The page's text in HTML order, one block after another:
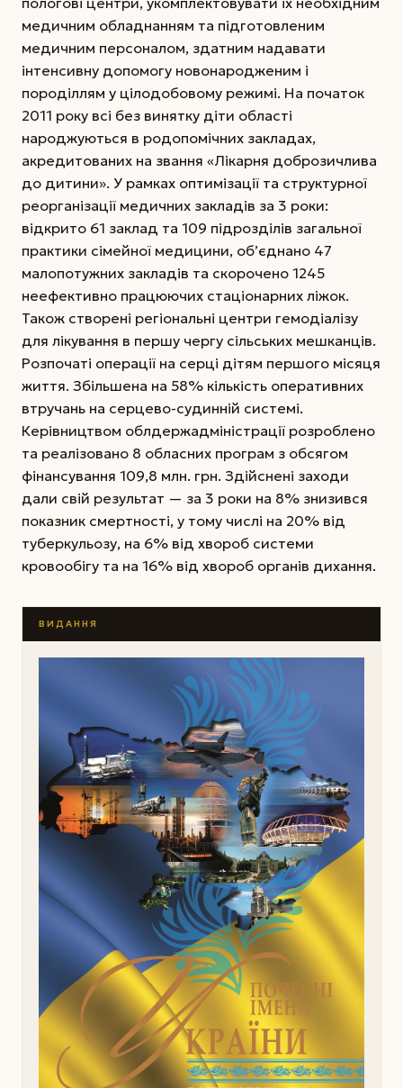
медичним обладнанням та підготовленим
медичним персоналом, здатним надавати
інтенсивну допомогу новонародженим і
породіллям у цілодобовому режимі. На початок
2011 року всі без винятку діти області
народжуються в родопомічних закладах,
акредитованих на звання «Лікарня доброзичлива
до дитини». У рамках оптимізації та структурної
реорганізації медичних закладів за 3 роки:
відкрито 61 заклад та 109 підрозділів загальної
практики сімейної медицини, об’єднано 47
малопотужних закладів та скорочено 1245
неефективно працюючих стаціонарних ліжок.
Також створені регіональні центри гемодіалізу
для лікування в першу чергу сільських мешканців.
Розпочаті операції на серці дітям першого місяця
життя. Збільшена на 58% кількість оперативних
втручань на серцево-судинній системі.
Керівництвом облдержадміністрації розроблено
та реалізовано 8 обласних програм з обсягом
фінансування 109,8 млн. грн. Здійснені заходи
дали свій результат — за 3 роки на 8% знизився
показник смертності, у тому числі на 20% від
туберкульозу, на 6% від хвороб системи
кровообігу та на 16% від хвороб органів дихання.
ВИДАННЯ